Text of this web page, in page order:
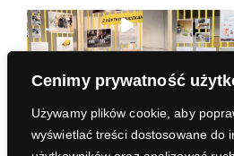
Cenimy prywatność
Używamy plików cookie, aby
wyświetlać treści dostosowane do